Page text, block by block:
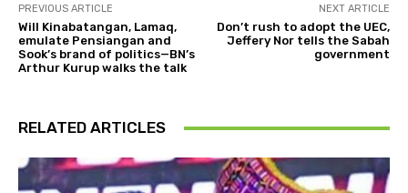
PREVIOUS ARTICLE
Will Kinabatangan, Lamaq,
emulate Pensiangan and
Sook’s brand of politics—BN’s
Arthur Kurup walks the talk
NEXT ARTICLE
Don’t rush to adopt the UEC,
Jeffery Nor tells the Sabah
government
RELATED ARTICLES